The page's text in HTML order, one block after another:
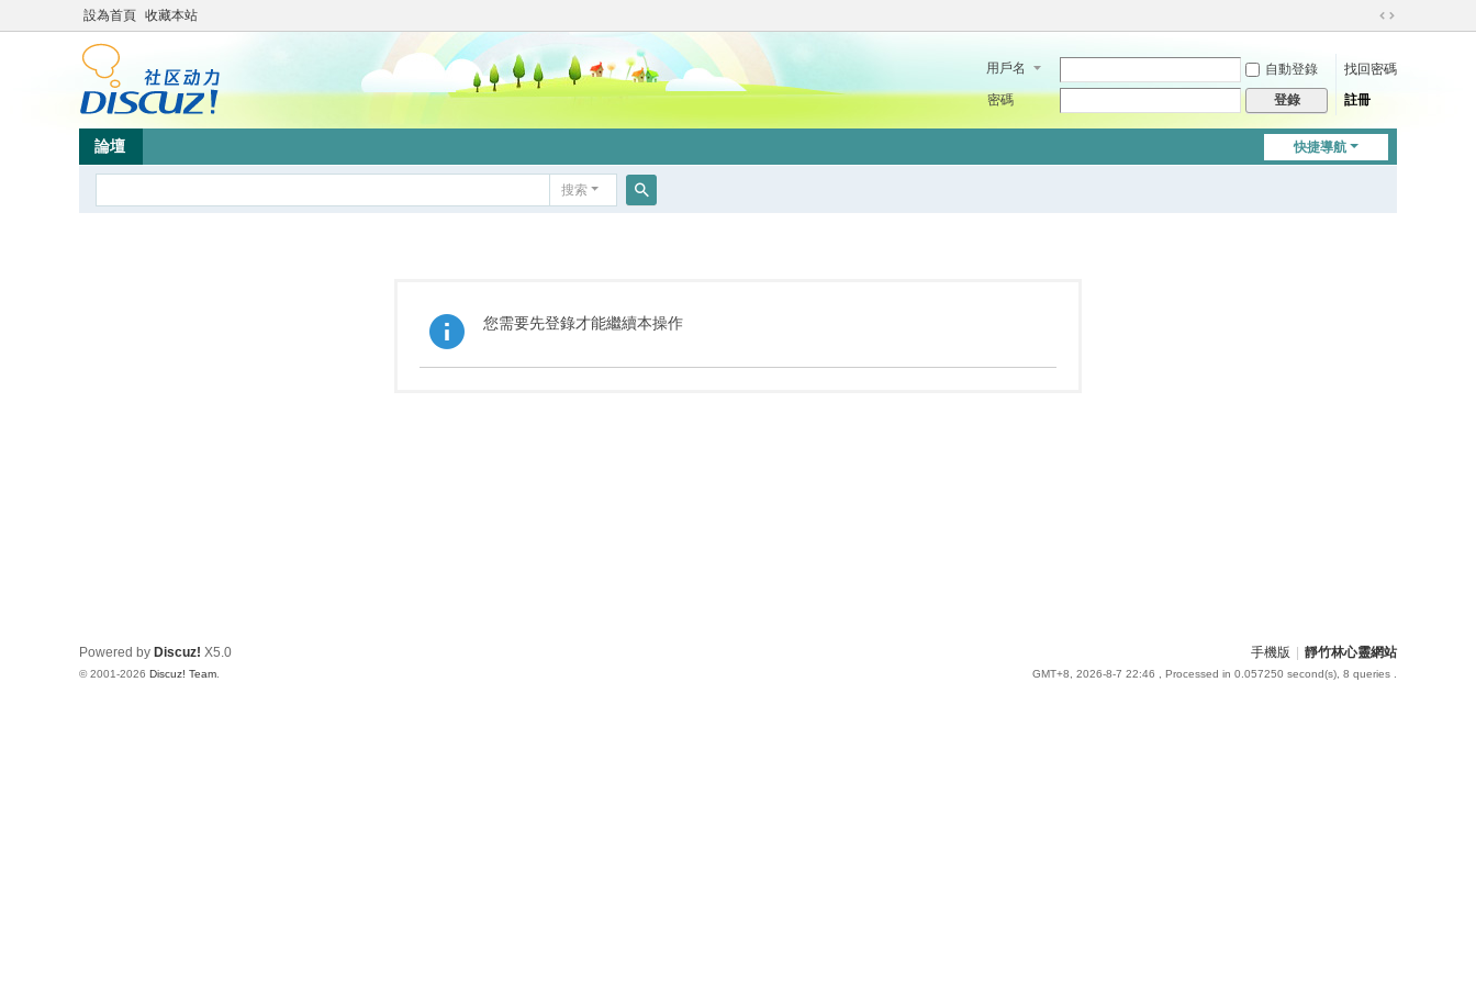
設為首頁 收藏本站
切
到
用戶名 自動登錄
找回密碼
密碼
登錄 註冊
快捷導航
論壇
搜索
您需要先登錄才能繼續本操作
手機版 靜竹林心靈網站
GMT+8, 2026-8-7 22:46 , Processed in 0.057250 second(s), 8 queries .
Powered by Discuz! X5.0
© 2001-2026 Discuz! Team